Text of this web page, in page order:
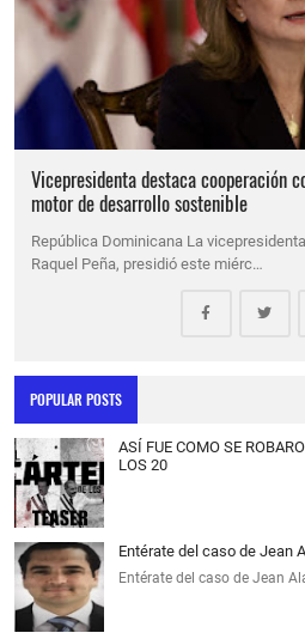
Vicepresidenta destaca cooperación
motor de desarrollo sostenible
República Dominicana La
Raquel Peña, presidió este miérc…
POPULAR POSTS
ASÍ FUE COMO SE
LOS 20
Entérate del caso de Jean
Entérate del caso de Jean